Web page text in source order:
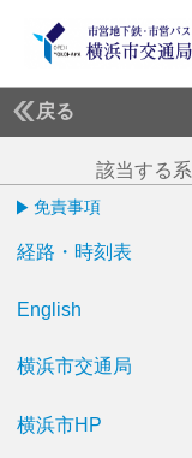
戻る
該当する
免責事項
経路・時刻表
English
横浜市交通局
横浜市HP